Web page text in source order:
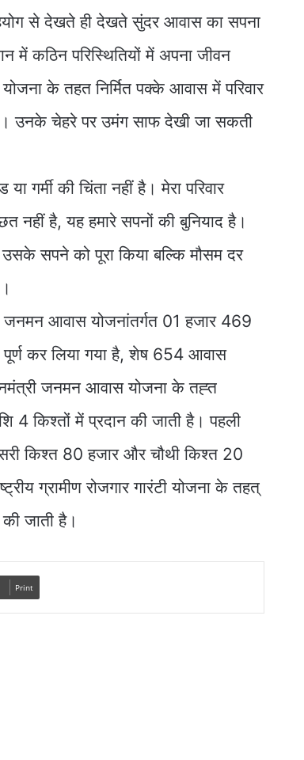
से देखते ही देखते सुंदर आवास का सपना
में कठिन परिस्थितियों में अपना जीवन
के तहत निर्मित पक्के आवास में परिवार
उनके चेहरे पर उमंग साफ देखी जा सकती
गर्मी की चिंता नहीं है। मेरा परिवार
नहीं है, यह हमारे सपनों की बुनियाद है।
सपने को पूरा किया बल्कि मौसम दर
आवास योजनांतर्गत 01 हजार 469
कर लिया गया है, शेष 654 आवास
जनमन आवास योजना के तह्त
4 किश्तों में प्रदान की जाती है। पहली
किश्त 80 हजार और चौथी किश्त 20
ग्रामीण रोजगार गारंटी योजना के तहत्
जाती है।
Print